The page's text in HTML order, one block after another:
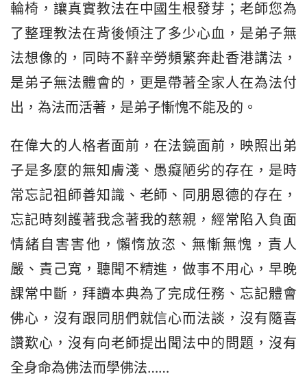
輪椅，讓真實教法在中國生根發芽；老師您為
了整理教法在背後傾注了多少心血，是弟子無
法想像的，同時不辭辛勞頻繁奔赴香港講法，
是弟子無法體會的，更是帶著全家人在為法付
出，為法而活著，是弟子慚愧不能及的。
在偉大的人格者面前，在法鏡面前，映照出弟
子是多麼的無知膚淺、愚癡陋劣的存在，是時
常忘記祖師善知識、老師、同朋恩德的存在，
忘記時刻護著我念著我的慈親，經常陷入負面
情緒自害害他，懶惰放恣、無慚無愧，責人
嚴、責己寬，聽聞不精進，做事不用心，早晚
課常中斷，拜讀本典為了完成任務、忘記體會
佛心，沒有跟同朋們就信心而法談，沒有隨喜
讚歎心，沒有向老師提出聞法中的問題，沒有
全身命為佛法而學佛法……